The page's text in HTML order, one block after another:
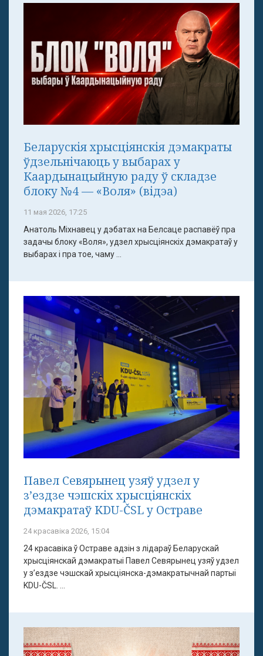
Беларускія хрысціянскія дэмакраты
ўдзельнічаюць у выбарах у
Каардынацыйную раду ў складзе
блоку №4 — «Воля» (відэа)
11 мая 2026, 17:25
Анатоль Міхнавец у дэбатах на Белсаце распавёў пра
задачы блоку «Воля», удзел хрысціянскіх дэмакратаў у
выбарах і пра тое, чаму ...
Павел Севярынец узяў удзел у
з’ездзе чэшскіх хрысціянскіх
дэмакратаў KDU-ČSL у Остраве
24 красавіка 2026, 15:04
24 красавіка ў Остраве адзін з лідараў Беларускай
хрысціянскай дэмакратыі Павел Севярынец узяў удзел
у з’ездзе чэшскай хрысціянска-дэмакратычнай партыі
KDU-ČSL. ...